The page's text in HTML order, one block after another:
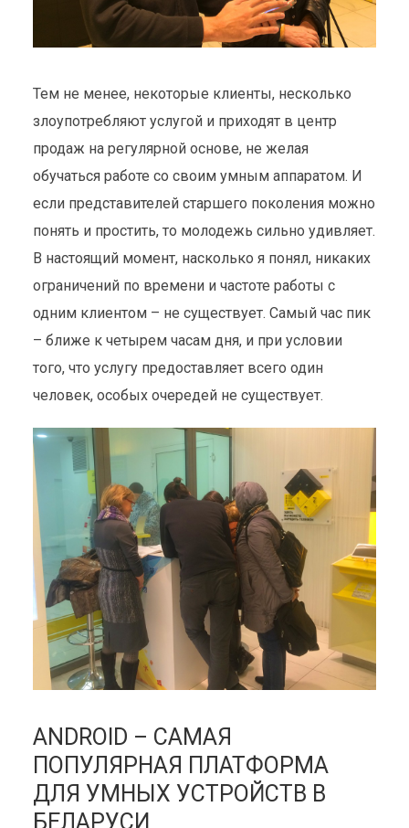
Тем не менее, некоторые клиенты, несколько
злоупотребляют услугой и приходят в центр
продаж на регулярной основе, не желая
обучаться работе со своим умным аппаратом. И
если представителей старшего поколения можно
понять и простить, то молодежь сильно удивляет.
В настоящий момент, насколько я понял, никаких
ограничений по времени и частоте работы с
одним клиентом – не существует. Самый час пик
– ближе к четырем часам дня, и при условии
того, что услугу предоставляет всего один
человек, особых очередей не существует.
ANDROID – САМАЯ
ПОПУЛЯРНАЯ ПЛАТФОРМА
ДЛЯ УМНЫХ УСТРОЙСТВ В
БЕЛАРУСИ